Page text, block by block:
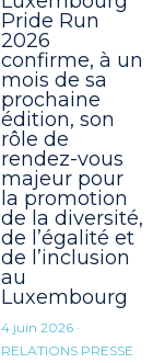
Pride Run
2026
confirme, à un
mois de sa
prochaine
édition, son
rôle de
rendez-vous
majeur pour
la promotion
de la diversité,
de l’égalité et
de l’inclusion
au
Luxembourg
4 juin 2026·
RELATIONS PRESSE